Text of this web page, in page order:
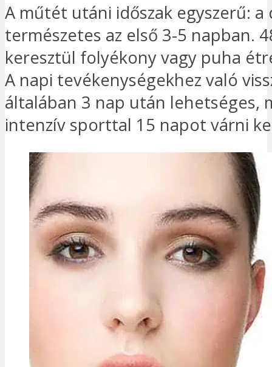
A műtét utáni időszak egyszerű: a
természetes az első 3-5 napban.
keresztül folyékony vagy puha
A napi tevékenységekhez való
általában 3 nap után lehetséges,
intenzív sporttal 15 napot várni